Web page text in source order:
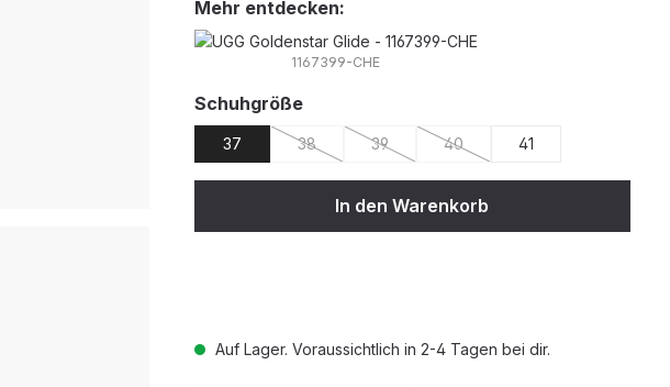
Auf Lager. Voraussichtlich in 2-4 Tagen bei dir.
Mehr entdecken:
1167399-CHE
Schuhgrößeauswählen
37 38
(Diese Option ist zurzeit nicht verfügbar.)
39
(Diese Option ist zurzeit nicht verfügbar.)
40
(Diese Option ist zurzeit nicht
41
In den Warenkorb